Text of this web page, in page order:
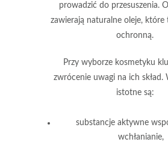
prowadzić do przesuszenia.
zawierają naturalne oleje, które
ochronną.
Przy wyborze kosmetyku
zwrócenie uwagi na ich skład.
istotne są:
substancje aktywne
wchłanianie,